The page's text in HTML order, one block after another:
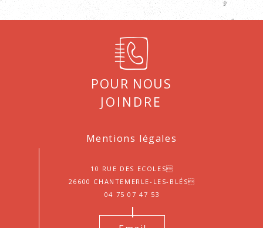
Pour nous
joindre
Mentions légales
10 Rue des Ecoles
26600 Chantemerle-les-Blés
04 75 07 47 53